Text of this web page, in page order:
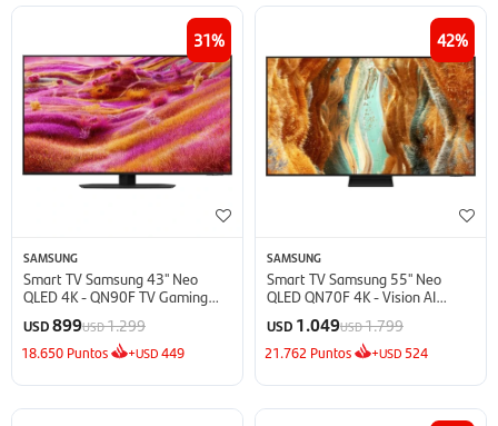
31
SAMSUNG
Smart TV Samsung 43'' Neo
QLED 4K - QN90F TV Gaming
USD899USD1.299
18.650 Puntos +USD449
42
SAMSUNG
Smart TV Samsung 55'' Neo
QLED QN70F 4K - Vision AI
USD 1.049USD1.799
21.762 Puntos +USD 524